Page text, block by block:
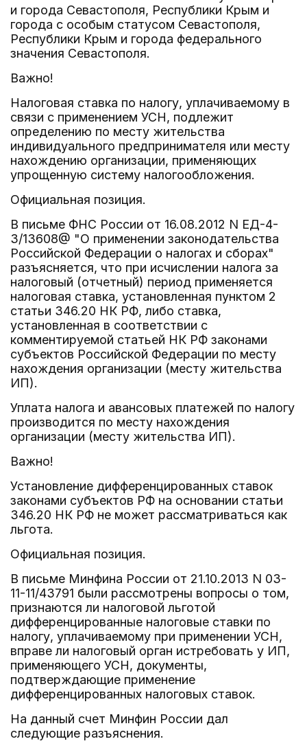
и города Севастополя, Республики Крым и
города с особым статусом Севастополя,
Республики Крым и города федерального
значения Севастополя.
Важно!
Налоговая ставка по налогу, уплачиваемому в
связи с применением УСН, подлежит
определению по месту жительства
индивидуального предпринимателя или месту
нахождению организации, применяющих
упрощенную систему налогообложения.
Официальная позиция.
В письме ФНС России от 16.08.2012 N ЕД-4-
3/13608@ "О применении законодательства
Российской Федерации о налогах и сборах"
разъясняется, что при исчислении налога за
налоговый (отчетный) период применяется
налоговая ставка, установленная пунктом 2
статьи 346.20 НК РФ, либо ставка,
установленная в соответствии с
комментируемой статьей НК РФ законами
субъектов Российской Федерации по месту
нахождения организации (месту жительства
ИП).
Уплата налога и авансовых платежей по налогу
производится по месту нахождения
организации (месту жительства ИП).
Важно!
Установление дифференцированных ставок
законами субъектов РФ на основании статьи
346.20 НК РФ не может рассматриваться как
льгота.
Официальная позиция.
В письме Минфина России от 21.10.2013 N 03-
11-11/43791 были рассмотрены вопросы о том,
признаются ли налоговой льготой
дифференцированные налоговые ставки по
налогу, уплачиваемому при применении УСН,
вправе ли налоговый орган истребовать у ИП,
применяющего УСН, документы,
подтверждающие применение
дифференцированных налоговых ставок.
На данный счет Минфин России дал
следующие разъяснения.